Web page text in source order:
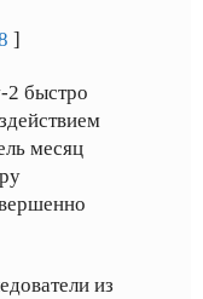
]
2 быстро
месяц
из